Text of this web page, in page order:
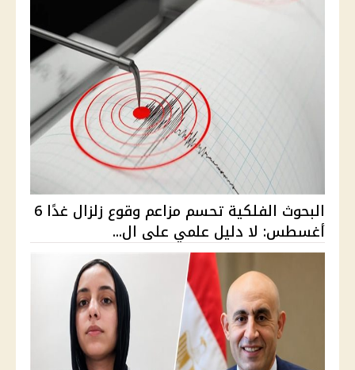
البحوث الفلكية تحسم مزاعم وقوع زلزال غدًا 6
أغسطس: لا دليل علمي على ال...